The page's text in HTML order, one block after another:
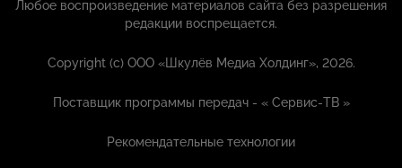
Любое воспроизведение материалов сайта без разрешения
редакции воспрещается.
Copyright (с) ООО «Шкулёв Медиа Холдинг», 2026.
Поставщик программы передач - «Сервис-ТВ »
Рекомендательные технологии